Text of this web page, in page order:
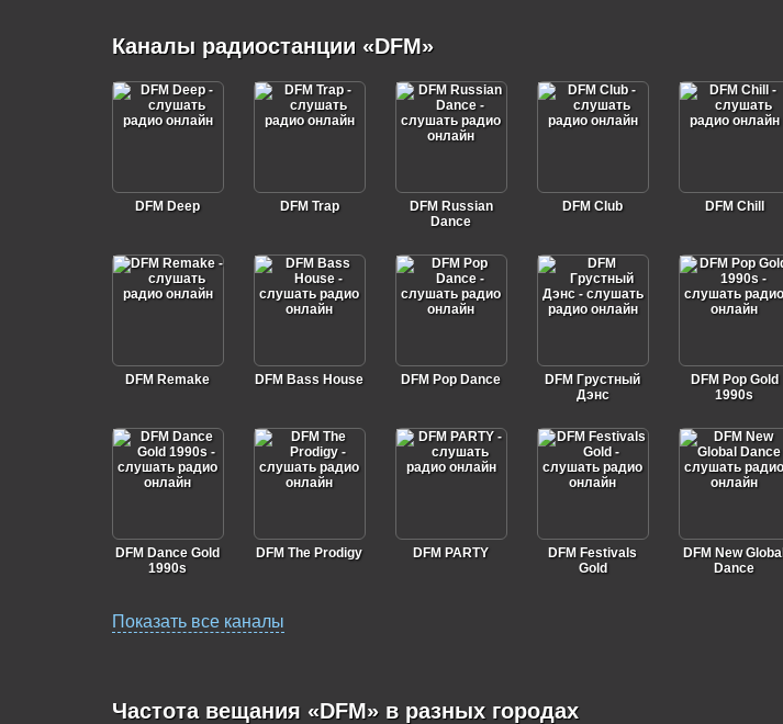
Каналы радиостанции «DFM»
DFM Deep DFM Trap
DFM Russian
Dance
DFM Club DFM Chill
DFM Remake DFM Bass House DFM Pop Dance
DFM Грустный
Дэнс
DFM Pop Gold
1990s
DFM Dance Gold
1990s
DFM The Prodigy DFM PARTY
DFM Festivals
Gold
DFM New Global
Dance
Показать все каналы
Частота вещания «DFM» в разных городах